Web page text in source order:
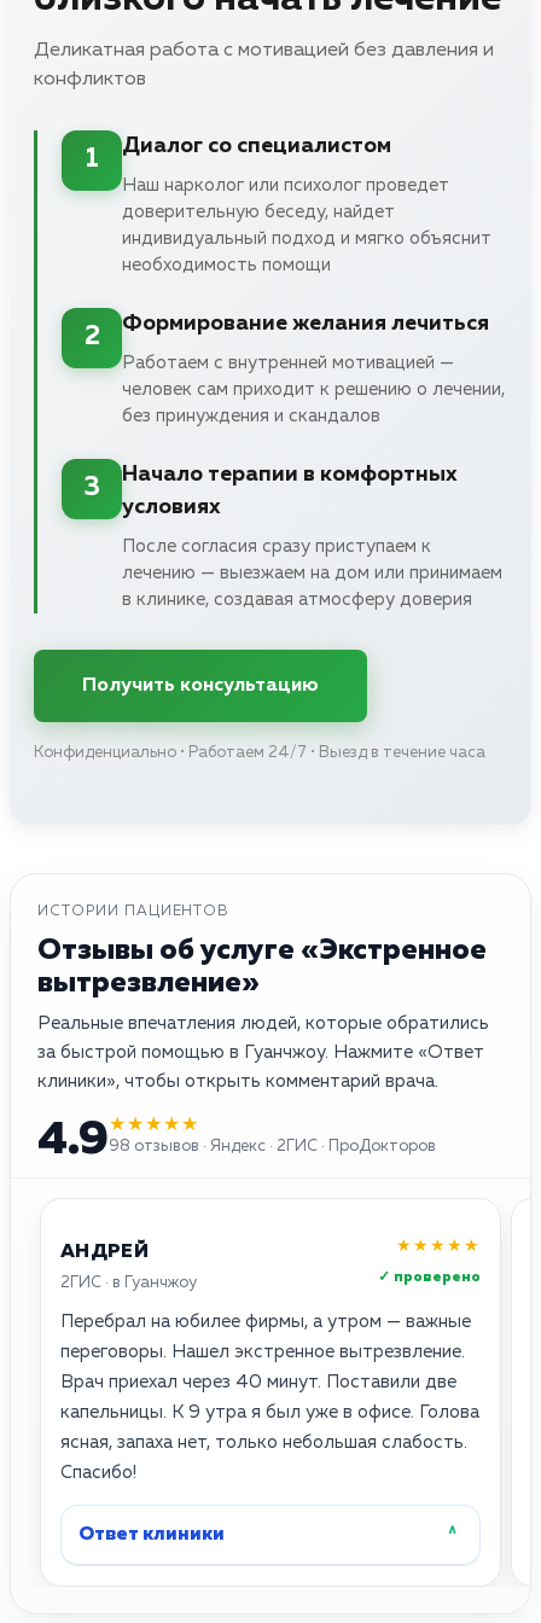
Деликатная работа с мотивацией без давления и
конфликтов
1
Диалог со специалистом
Наш нарколог или психолог проведет
доверительную беседу, найдет
индивидуальный подход и мягко объяснит
необходимость помощи
2
Формирование желания лечиться
Работаем с внутренней мотивацией —
человек сам приходит к решению о лечении,
без принуждения и скандалов
3
Начало терапии в комфортных
условиях
После согласия сразу приступаем к
лечению — выезжаем на дом или принимаем
в клинике, создавая атмосферу доверия
Получить консультацию
Конфиденциально • Работаем 24/7 • Выезд в течение часа
ИСТОРИИ ПАЦИЕНТОВ
Отзывы об услуге «Экстренное
вытрезвление»
Реальные впечатления людей, которые обратились
за быстрой помощью в Гуанчжоу. Нажмите «Ответ
клиники», чтобы открыть комментарий врача.
4.9★★★★★
98 отзывов · Яндекс · 2ГИС · ПроДокторов
АНДРЕЙ
2ГИС · в Гуанчжоу
★★★★★
✓ проверено
Перебрал на юбилее фирмы, а утром — важные
переговоры. Нашел экстренное вытрезвление.
Врач приехал через 40 минут. Поставили две
капельницы. К 9 утра я был уже в офисе. Голова
ясная, запаха нет, только небольшая слабость.
Спасибо!
Ответ клиники ˄